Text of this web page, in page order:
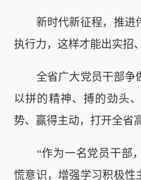
新时代新征程，推进
执行力，这样才能出实招
全省广大党员干部争做
以拼的精神、搏的劲头
势、赢得主动，打开全省
“作为一名党员干部，
慌意识，增强学习积极性